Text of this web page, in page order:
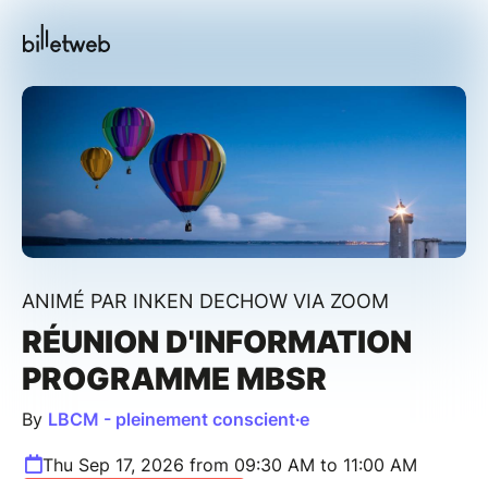
ANIMÉ PAR INKEN DECHOW VIA ZOOM
RÉUNION D'INFORMATION
PROGRAMME MBSR
By LBCM - pleinement conscient∙e
Thu Sep 17, 2026 from 09:30 AM to 11:00 AM